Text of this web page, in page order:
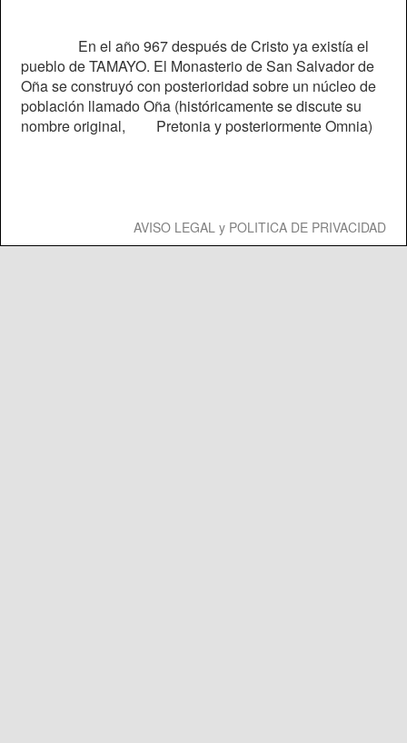
En el año 967 después de Cristo ya existía el
pueblo de TAMAYO. El Monasterio de San Salvador de
Oña se construyó con posterioridad sobre un núcleo de
población llamado Oña (históricamente se discute su
nombre original,
Pretonia y posteriormente Omnia)
AVISO LEGAL y POLITICA DE PRIVACIDAD